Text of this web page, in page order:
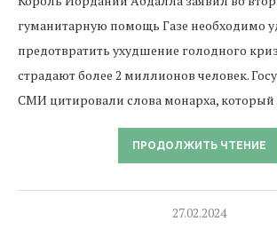
гуманитарную помощь Газе необходимо
предотвратить ухудшение голодного
страдают более 2 миллионов человек.
СМИ цитировали слова монарха,
ПРОДОЛЖИТЬ ЧТЕНИЕ
27.02.2024